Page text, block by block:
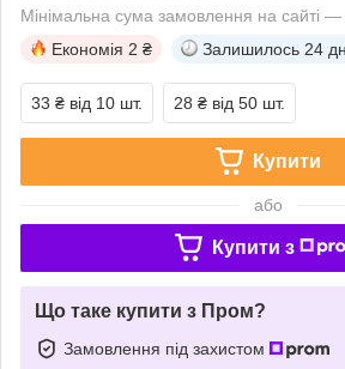
Мінімальна сума замовлення на сайті
Економія 2 ₴ Залишилось 24
33 ₴ від 10 шт. 28 ₴ від 50 шт.
Купити
або
Купити з
Що таке купити з Пром?
Замовлення під захистом